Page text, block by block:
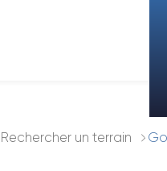
Rechercher un terrain